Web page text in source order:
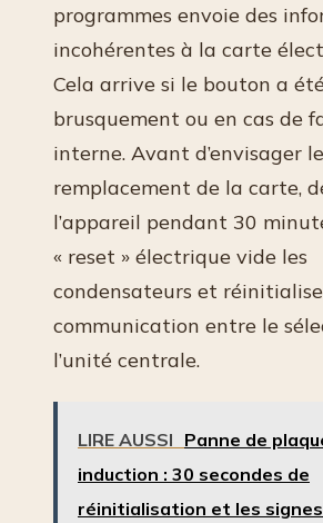
programmes envoie des
incohérentes à la carte
Cela arrive si le bouton a
brusquement ou en cas de
interne. Avant d’envisager le
remplacement de la carte,
l’appareil pendant 30
« reset » électrique vide les
condensateurs et
communication entre le
l’unité centrale.
LIRE AUSSI Panne de
induction : 30 secondes de
réinitialisation et les